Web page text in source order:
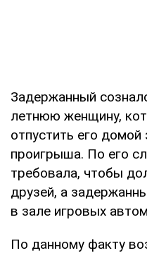
Задержанный
летнюю женщину,
отпустить его
проигрыша. По его
требовала, чтобы
друзей, а
в зале игровых
По данному факту